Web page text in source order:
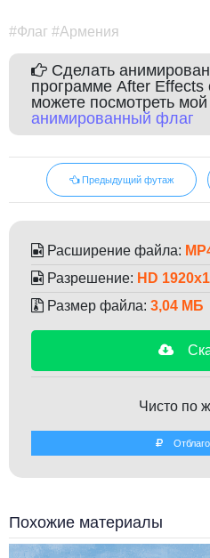
#Флаг #Армения
Сделать
программе After Effects
можете посмотреть мой
анимированный флаг
Предыдущий футаж
Расширение файла:
Разрешение: HD
Размер файла: 3,04 МБ
Чисто по
Похожие материалы